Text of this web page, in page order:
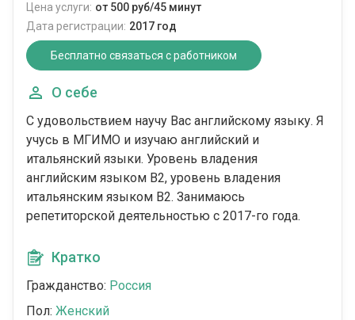
Цена услуги: от 500 руб/45 минут
Дата регистрации: 2017 год
Бесплатно связаться с работником
О себе
С удовольствием научу Вас английскому языку. Я
учусь в МГИМО и изучаю английский и
итальянский языки. Уровень владения
английским языком В2, уровень владения
итальянским языком В2. Занимаюсь
репетиторской деятельностью с 2017-го года.
Кратко
Гражданство: Россия
Пол: Женский